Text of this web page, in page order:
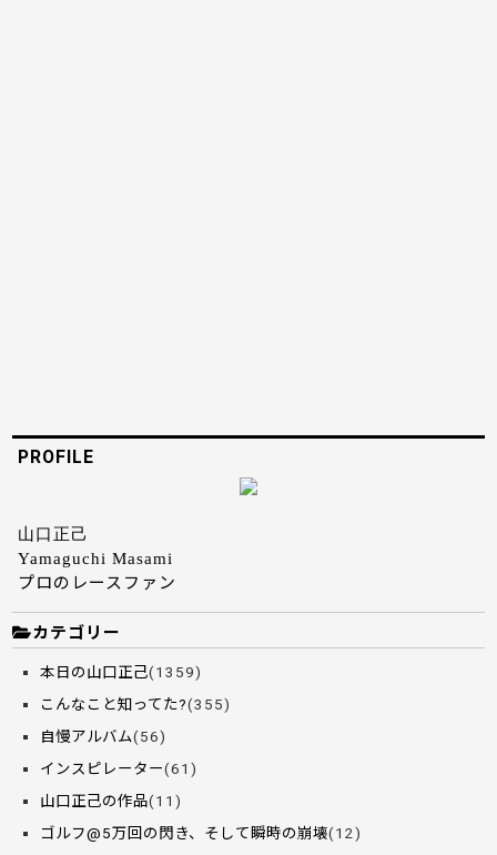
PROFILE
山口正己
Yamaguchi Masami
プロのレースファン
カテゴリー
本日の山口正己(1359)
こんなこと知ってた?(355)
自慢アルバム(56)
インスピレーター(61)
山口正己の作品(11)
ゴルフ@5万回の閃き、そして瞬時の崩壊(12)